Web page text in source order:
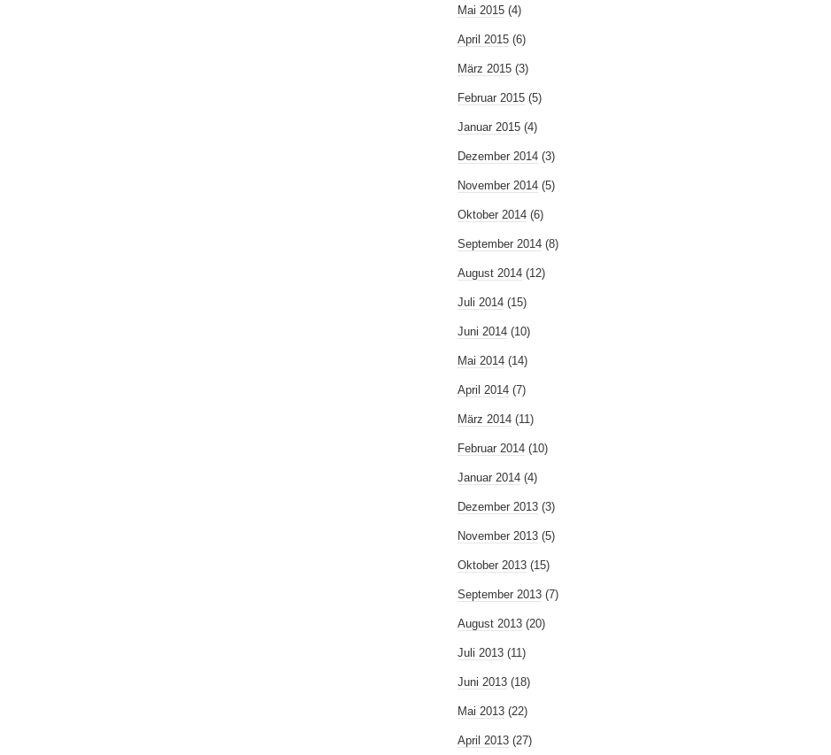
Mai 2015 (4)
April 2015 (6)
März 2015 (3)
Februar 2015 (5)
Januar 2015 (4)
Dezember 2014 (3)
November 2014 (5)
Oktober 2014 (6)
September 2014 (8)
August 2014 (12)
Juli 2014 (15)
Juni 2014 (10)
Mai 2014 (14)
April 2014 (7)
März 2014 (11)
Februar 2014 (10)
Januar 2014 (4)
Dezember 2013 (3)
November 2013 (5)
Oktober 2013 (15)
September 2013 (7)
August 2013 (20)
Juli 2013 (11)
Juni 2013 (18)
Mai 2013 (22)
April 2013 (27)